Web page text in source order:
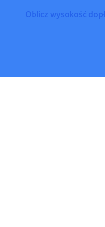
Oblicz wysokość